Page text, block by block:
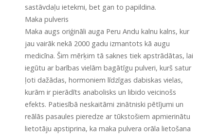
sastāvdaļu ietekmi, bet gan to papildina.
Maka pulveris
Maka augs oriģināli auga Peru Andu kalnu kalns, kur
jau vairāk nekā 2000 gadu izmantots kā augu
medicīna. Šim mērķim tā saknes tiek apstrādātas, lai
iegūtu ar barības vielām bagātīgu pulveri, kurš satur
ļoti dažādas, hormoniem līdzīgas dabiskas vielas,
kurām ir pierādīts anabolisks un libido veicinošs
efekts. Patiesībā neskaitāmi zinātniski pētījumi un
reālās pasaules pieredze ar tūkstošiem apmierinātu
lietotāju apstiprina, ka maka pulvera orāla lietošana